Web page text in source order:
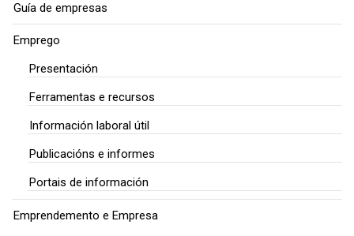
Guía de empresas
Emprego
Presentación
Ferramentas e recursos
Información laboral útil
Publicacións e informes
Portais de información
Emprendemento e Empresa